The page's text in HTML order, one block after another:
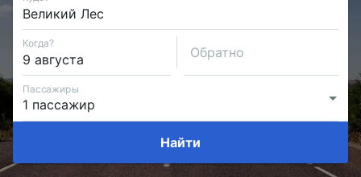
Когда?
Обратно
Пассажиры
Найти